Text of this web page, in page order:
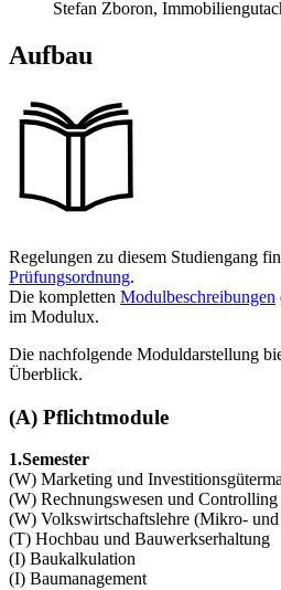
Stefan Zboron,
Aufbau
Regelungen zu diesem Studiengang
Prüfungsordnung.
Die kompletten Modulbeschreibungen
im Modulux.
Die nachfolgende Moduldarstellung
Überblick.
(A) Pflichtmodule
1.Semester
(W) Marketing und
(W) Rechnungswesen und Controlling
(W) Volkswirtschaftslehre (Mikro-
(T) Hochbau und Bauwerkserhaltung
(I) Baukalkulation
(I) Baumanagement